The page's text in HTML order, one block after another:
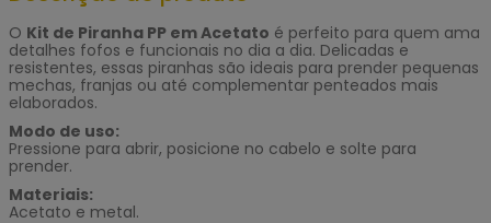
O Kit de Piranha PP em Acetato é perfeito para quem ama
detalhes fofos e funcionais no dia a dia. Delicadas e
resistentes, essas piranhas são ideais para prender pequenas
mechas, franjas ou até complementar penteados mais
elaborados.
Modo de uso:
Pressione para abrir, posicione no cabelo e solte para
prender.
Materiais:
Acetato e metal.